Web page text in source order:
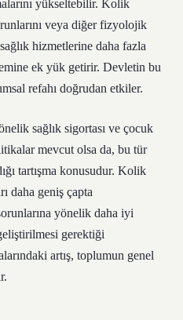
yükseltebilir. Kolik
veya diğer fizyolojik
hizmetlerine daha fazla
ek yük getirir. Devletin bu
refahı doğrudan etkiler.
sağlık sigortası ve çocuk
mevcut olsa da, bu tür
tartışma konusudur. Kolik
daha geniş çapta
yönelik daha iyi
gerektiği
artış, toplumun genel